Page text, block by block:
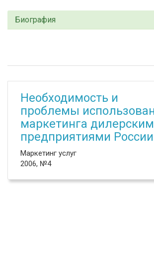
Биография
Необходимость и
проблемы
маркетинга
предприятиями России
Маркетинг услуг
2006, №4